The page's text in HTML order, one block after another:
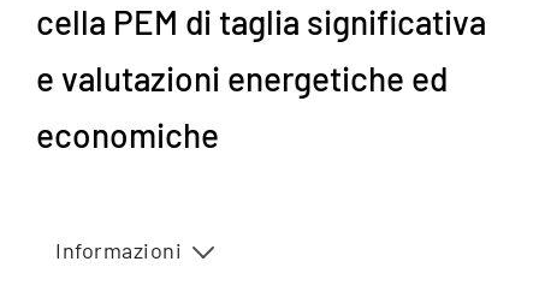
cella PEM di taglia significativa
e valutazioni energetiche ed
economiche
Informazioni